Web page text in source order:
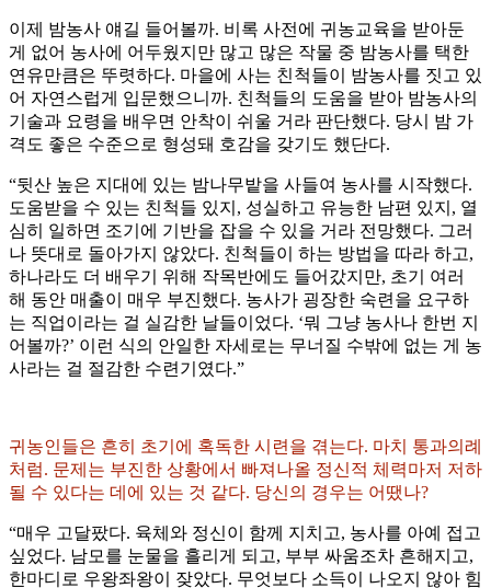
이제 밤농사 얘길 들어볼까. 비록 사전에 귀농교육을 받아둔
게 없어 농사에 어두웠지만 많고 많은 작물 중 밤농사를 택한
연유만큼은 뚜렷하다. 마을에 사는 친척들이 밤농사를 짓고 있
어 자연스럽게 입문했으니까. 친척들의 도움을 받아 밤농사의
기술과 요령을 배우면 안착이 쉬울 거라 판단했다. 당시 밤 가
격도 좋은 수준으로 형성돼 호감을 갖기도 했단다.
“뒷산 높은 지대에 있는 밤나무밭을 사들여 농사를 시작했다.
도움받을 수 있는 친척들 있지, 성실하고 유능한 남편 있지, 열
심히 일하면 조기에 기반을 잡을 수 있을 거라 전망했다. 그러
나 뜻대로 돌아가지 않았다. 친척들이 하는 방법을 따라 하고,
하나라도 더 배우기 위해 작목반에도 들어갔지만, 초기 여러
해 동안 매출이 매우 부진했다. 농사가 굉장한 숙련을 요구하
는 직업이라는 걸 실감한 날들이었다. ‘뭐 그냥 농사나 한번 지
어볼까?’ 이런 식의 안일한 자세로는 무너질 수밖에 없는 게 농
사라는 걸 절감한 수련기였다.”
귀농인들은 흔히 초기에 혹독한 시련을 겪는다. 마치 통과의례
처럼. 문제는 부진한 상황에서 빠져나올 정신적 체력마저 저하
될 수 있다는 데에 있는 것 같다. 당신의 경우는 어땠나?
“매우 고달팠다. 육체와 정신이 함께 지치고, 농사를 아예 접고
싶었다. 남모를 눈물을 흘리게 되고, 부부 싸움조차 흔해지고,
한마디로 우왕좌왕이 잦았다. 무엇보다 소득이 나오지 않아 힘